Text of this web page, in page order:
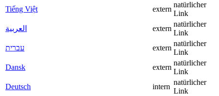
Tiếng Việt
extern
natürlicher
Link
العربية
extern
natürlicher
Link
עברית
extern
natürlicher
Link
Dansk
extern
natürlicher
Link
Deutsch
intern
natürlicher
Link